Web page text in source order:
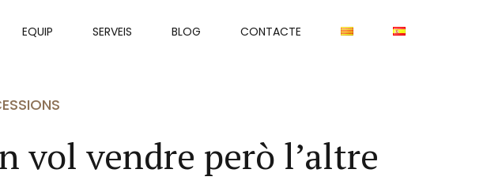
EQUIP SERVEIS BLOG CONTACTE
vol vendre però l’altre